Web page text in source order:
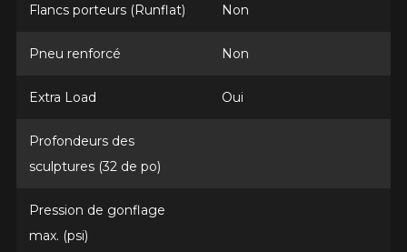
Flancs porteurs (Runflat) Non
Pneu renforcé Non
Extra Load Oui
Profondeurs des
sculptures (32 de po)
Pression de gonflage
max. (psi)